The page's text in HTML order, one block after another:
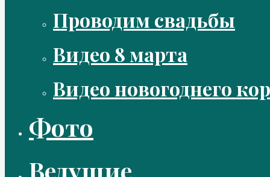
Проводим свадьбы
Видео 8 марта
Видео новогоднего
Фото
Ведущие